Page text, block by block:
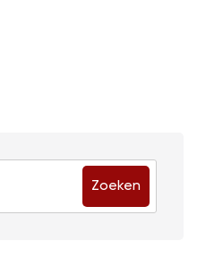
Zoeken